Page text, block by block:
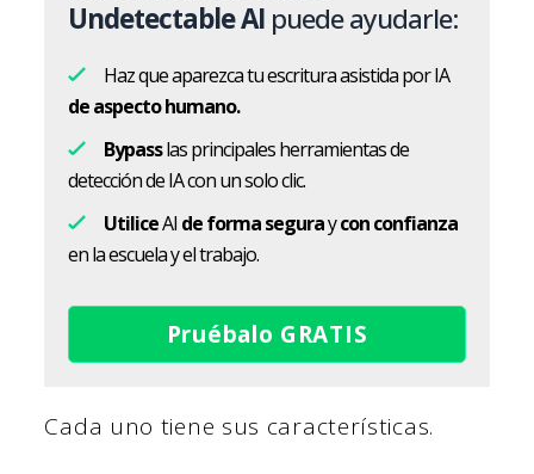
Undetectable AI puede ayudarle:
Haz que aparezca tu escritura asistida por IA
de aspecto humano.
Bypasslas principales herramientas de
detección de IA con un solo clic.
UtiliceAI de forma seguraycon confianza
en la escuela y el trabajo.
Pruébalo GRATIS
Cada uno tiene sus características.